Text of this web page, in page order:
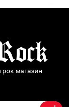
магазин